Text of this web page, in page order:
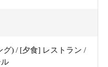
) / [夕食] レストラン /